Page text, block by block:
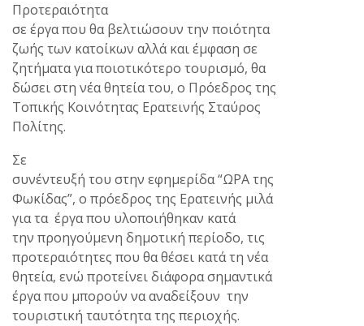
Προτεραιότητα
σε έργα που θα βελτιώσουν την ποιότητα
ζωής των κατοίκων αλλά και έμφαση σε
ζητήματα για ποιοτικότερο τουρισμό, θα
δώσει στη νέα θητεία του, ο Πρόεδρος της
Τοπικής Κοινότητας Ερατεινής Σταύρος
Πολίτης.
Σε
συνέντευξή του στην εφημερίδα “ΩΡΑ της
Φωκίδας”, ο πρόεδρος της Ερατεινής μιλά
για τα έργα που υλοποιήθηκαν κατά
την προηγούμενη δημοτική περίοδο, τις
προτεραιότητες που θα θέσει κατά τη νέα
θητεία, ενώ προτείνει διάφορα σημαντικά
έργα που μπορούν να αναδείξουν την
τουριστική ταυτότητα της περιοχής.